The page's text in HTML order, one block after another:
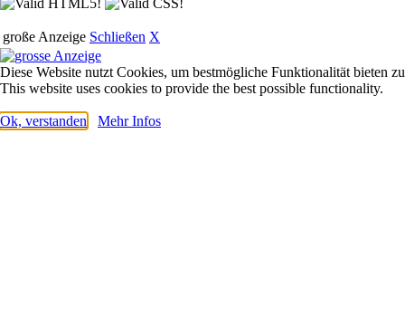
große Anzeige Schließen X
Diese Website nutzt Cookies, um bestmögliche Funktionalität bieten
This website uses cookies to provide the best possible functionality.
Ok, verstanden Mehr Infos